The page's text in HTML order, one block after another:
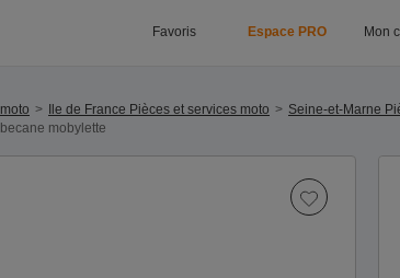
Favoris Espace PRO Mon
Ile de France Pièces et services moto Seine-et-Marne
mobylette